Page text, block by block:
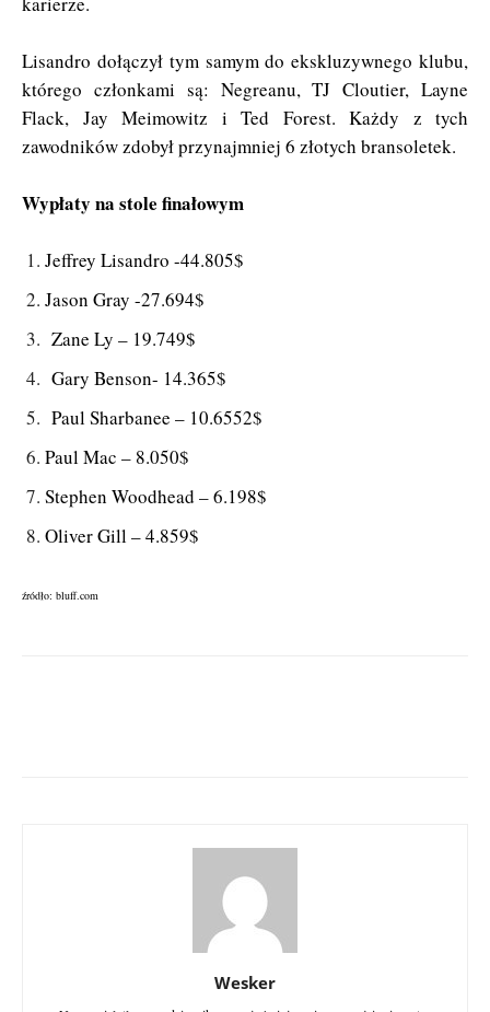
Lisandro dołączył tym samym do ekskluzywnego klubu,
którego członkami są: Negreanu, TJ Cloutier, Layne
Flack, Jay Meimowitz i Ted Forest. Każdy z tych
zawodników zdobył przynajmniej 6 złotych bransoletek.
Wypłaty na stole finałowym
Jeffrey Lisandro -44.805$
Jason Gray -27.694$
Zane Ly – 19.749$
Gary Benson- 14.365$
Paul Sharbanee – 10.6552$
Paul Mac – 8.050$
Stephen Woodhead – 6.198$
Oliver Gill – 4.859$
źródło: bluff.com
Wesker